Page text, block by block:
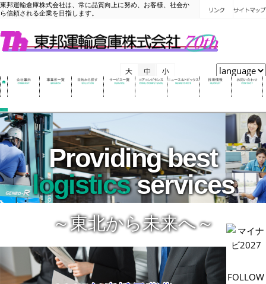
東邦運輸倉庫株式会社は、常に品質向上に努め、お客様、社会か
ら信頼される企業を目指します。
Providing best
logisticsservices
～東北から未来へ～
FOLLOW